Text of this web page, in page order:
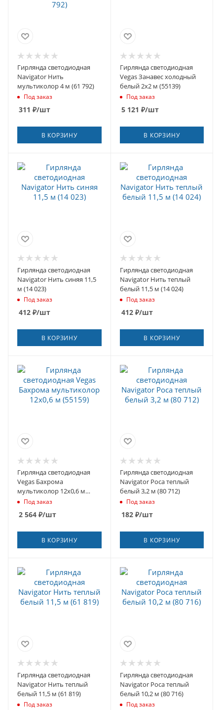
Гирлянда светодиодная
Navigator Нить
мультиколор 4 м (61 792)
Под заказ
311 ₽/шт
В КОРЗИНУ
Гирлянда светодиодная
Vegas Занавес холодный
белый 2х2 м (55139)
Под заказ
5 121 ₽/шт
В КОРЗИНУ
Гирлянда светодиодная
Navigator Нить синяя 11,5
м (14 023)
Под заказ
412 ₽/шт
В КОРЗИНУ
Гирлянда светодиодная
Navigator Нить теплый
белый 11,5 м (14 024)
Под заказ
412₽/шт
В КОРЗИНУ
Гирлянда светодиодная
Vegas Бахрома
мультиколор 12х0,6 м
(55159)
Под заказ
2 564 ₽/шт
В КОРЗИНУ
Гирлянда светодиодная
Navigator Роса теплый
белый 3,2 м (80 712)
Под заказ
182₽/шт
В КОРЗИНУ
Гирлянда светодиодная
Navigator Нить теплый
белый 11,5 м (61 819)
Под заказ
Гирлянда светодиодная
Navigator Роса теплый
белый 10,2 м (80 716)
Под заказ